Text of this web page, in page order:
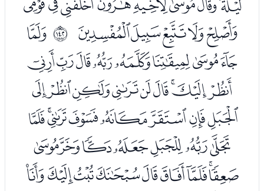
ﮨﮩﮪﮫﮬ ﲍ ﮮ
ﮯﮰﮱﯓﯔﯕﯖﯗ
ﯘﯙﯚﯛﯜﯝﯞﯟﯠ
ﯡﯢﯣﯤﯥﯦﯧﯨ
ﯩﯪﯫﯬﯭﯮﯯ
ﯰﯱﯲﯳﯴﯵﯶﯷﯸ